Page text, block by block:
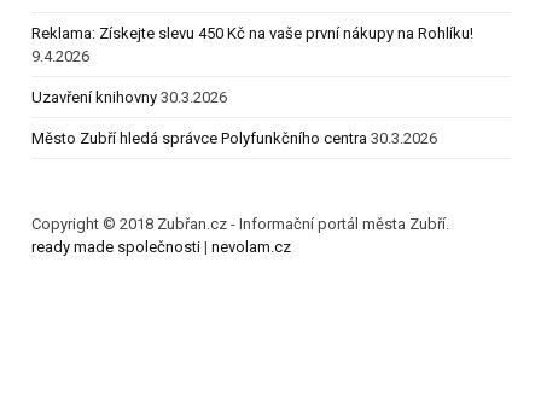
Reklama: Získejte slevu 450 Kč na vaše první nákupy na Rohlíku!
9.4.2026
Uzavření knihovny 30.3.2026
Město Zubří hledá správce Polyfunkčního centra 30.3.2026
Copyright © 2018 Zubřan.cz - Informační portál města Zubří.
ready made společnosti | nevolam.cz